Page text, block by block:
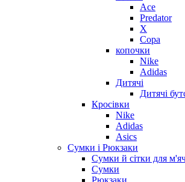
Ace
Predator
X
Copa
копочки
Nike
Adidas
Дитячі
Дитячі
Кросівки
Nike
Adidas
Asics
Сумки і Рюкзаки
Сумки й сітки для
Сумки
Рюкзаки